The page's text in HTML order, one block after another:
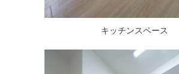
キッチンスペース